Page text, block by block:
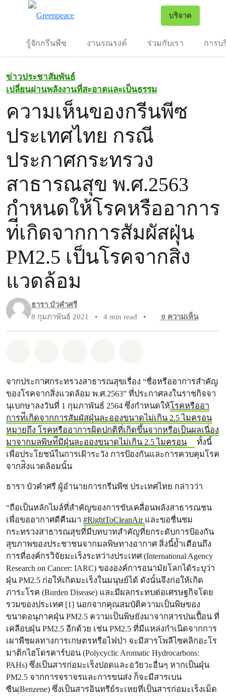
บริจาค
รู้จักกรีนพีซ งานรณรงค์ ร่วมกับเรา การบ
ข่าวประชาสัมพันธ์
เปลี่ยนผ่านพลังงานที่สะอาดและเป็นธรรม
ความเห็นของกรีนพีซ
ประเทศไทย กรณี
ประกาศกระทรวง
สาธารณสุข พ.ศ.2563
กำหนดให้โรคหรืออาการ
ท่ีเกิดจากการสัมผัสฝุ่น
PM2.5 เป็นโรคจากสิ่ง
แวดล้อม
ธารา บัวคำศรี
8 กุมภาพันธ์ 2021
• 4 min read • 0 ความเห็น
จากประกาศกระทรวงสาธารณสุขเรื่อง “ชื่อหรืออาการสำคัญ
ของโรคจากสิ่งแวดล้อม พ.ศ.2563” ที่ประกาศลงในราชกิจจา
นุเบกษาลงวันที่ 1 กุมภาพันธ์ 2564 ซึ่งกำหนดให้โรคหรืออา
การท่ีเกิดจากการสัมผัสฝุ่นละอองขนาดไม่เกิน 2.5 ไมครอน
หมายถึง โรคหรืออาการผิดปกติที่เกิดขึ้นจากหรือเป็นผลเนื่อง
มาจากมลพิษท่ีมีฝุ่นละอองขนาดไม่เกิน 2.5 ไมครอน
ทั้งนี้
เพื่อประโยชน์ในการเฝ้าระวัง การป้องกันและการควบคุมโรค
จากส่ิงแวดล้อมนั้น
ธารา บัวคำศรี ผู้อำนายการกรีนพีซ ประเทศไทย กล่าวว่า
“ถือเป็นหลักไมล์ที่สำคัญของการขับเคลื่อนพลังสาธารณชน
เพื่อขออากาศดีคืนมา #RightToCleanAir และขอชื่นชม
กระทรวงสาธารณสุขที่มีบทบาทสำคัญที่ยกระดับการป้องกัน
สุขภาพของประชาชนจากมลพิษทางอากาศ สิ่งนี้ย้ำเตือนถึง
การที่องค์กรวิจัยมะเร็งระหว่างประเทศ (International Agency
Research on Cancer: IARC) ขององค์การอนามัยโลกได้ระบุว่า
ฝุ่น PM2.5 ก่อให้เกิดมะเร็งในมนุษย์ได้ ดังนั้นจึงก่อให้เกิด
ภาระโรค (Burden Disease) และมีผลกระทบต่อเศรษฐกิจโดย
รวมของประเทศ [1] นอกจากคุณสมบัติความเป็นพิษของ
ขนาดอนุภาคฝุ่น PM2.5 ความเป็นพิษยังมาจากสารปนเปื้อน ที่
เคลือบฝุ่น PM2.5 อีกด้วย เช่น PM2.5 ที่มีแหล่งกำเนิดจากการ
เผาพืชผลทางการเกษตรหรือไฟป่า จะมีสารโพลีไซคลิกอะโร
มาติกไฮโดรคาร์บอน (Polycyclic Aromatic Hydrocarbons:
PAHs) ซึ่งเป็นสารก่อมะเร็งปอดและอวัยวะอื่นๆ หากเป็นฝุ่น
PM2.5 จากการจราจรและการขนส่ง ก็จะมีสารเบน
ซีน(Benzene) ซึ่งเป็นสารอินทรีย์ระเหยที่เป็นสารก่อมะเร็งเม็ด